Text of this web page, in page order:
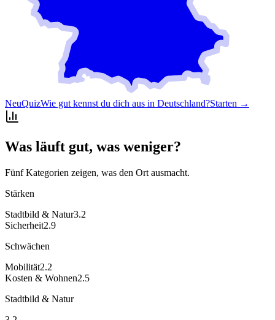
NeuQuizWie gut kennst du dich aus in Deutschland?Starten →
Was läuft gut, was weniger?
Fünf Kategorien zeigen, was den Ort ausmacht.
Stärken
Stadtbild & Natur3.2
Sicherheit2.9
Schwächen
Mobilität2.2
Kosten & Wohnen2.5
Stadtbild & Natur